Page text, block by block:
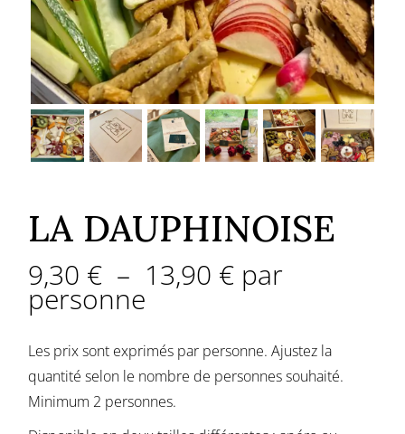
LA DAUPHINOISE
9,30 € – 13,90 € par
personne
Les prix sont exprimés par personne. Ajustez la
quantité selon le nombre de personnes souhaité.
Minimum 2 personnes.